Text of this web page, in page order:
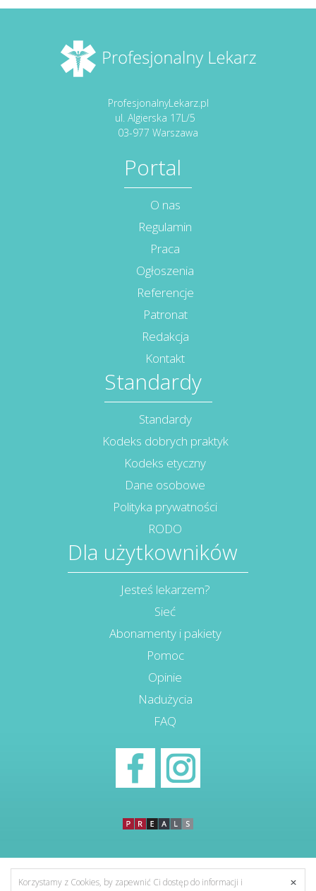
ProfesjonalnyLekarz.pl
ul. Algierska 17L/5
03-977 Warszawa
Portal
O nas
Regulamin
Praca
Ogłoszenia
Referencje
Patronat
Redakcja
Kontakt
Standardy
Standardy
Kodeks dobrych praktyk
Kodeks etyczny
Dane osobowe
Polityka prywatności
RODO
Dla użytkowników
Jesteś lekarzem?
Sieć
Abonamenty i pakiety
Pomoc
Opinie
Nadużycia
FAQ
Korzystamy z Cookies, by zapewnić Ci dostęp do informacji i